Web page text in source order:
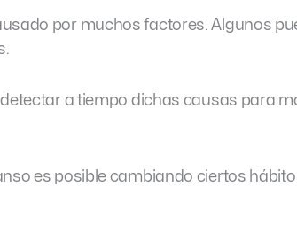
por muchos factores. Algunos
a tiempo dichas causas para
es posible cambiando ciertos